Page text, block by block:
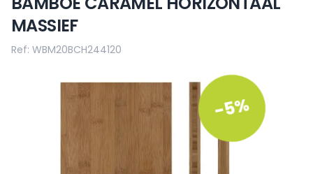
MASSIEF
Ref: WBM20BCH244120
-5%